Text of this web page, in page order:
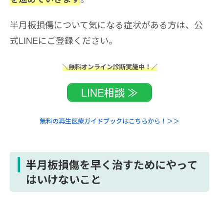
半月板損傷について気になる症状がある方は、公
式LINEにご登録ください。
＼無料オンライン診断実施中！／
LINE相談 ≫
無料の再生医療ガイドブックはこちらから！＞＞
半月板損傷を早く治すためにやって
はいけないこと